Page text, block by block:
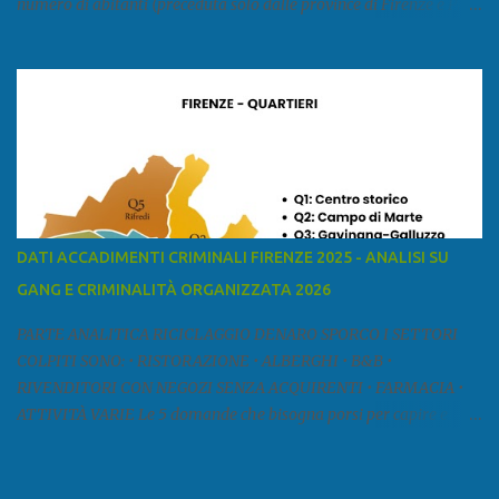
numero di abitanti (preceduta solo dalle province di Firenze e Pisa)
a est con le province di Pistoia e di Firenze, a sud con la provincia di
Lucca Ÿ la Versilia Ÿ la Media Valle del Serchio Ÿ la Garfagnana
Fonte: wikipedia Presenze mafiose e criminali (principali) Le
presenze mafiose in provincia sono assai rilevanti. Si segnala che
nella relazione del 2001 della Commissione parlamentare
Livorno e Lucca agiscono i clan dei Fedele...” Dalla ricerc...
DATI ACCADIMENTI CRIMINALI FIRENZE 2025 - ANALISI SU
GANG E CRIMINALITÀ ORGANIZZATA 2026
PARTE ANALITICA RICICLAGGIO DENARO SPORCO I SETTORI
COLPITI SONO: • RISTORAZIONE • ALBERGHI • B&B •
RIVENDITORI CON NEGOZI SENZA ACQUIRENTI • FARMACIA •
ATTIVITÀ VARIE Le 5 domande che bisogna porsi per capire e